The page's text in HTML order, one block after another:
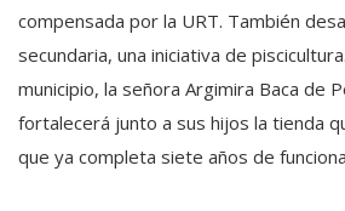
compensada por la URT. También
secundaria, una iniciativa de
municipio, la señora Argimira Baca de
fortalecerá junto a sus hijos la tienda
que ya completa siete años de